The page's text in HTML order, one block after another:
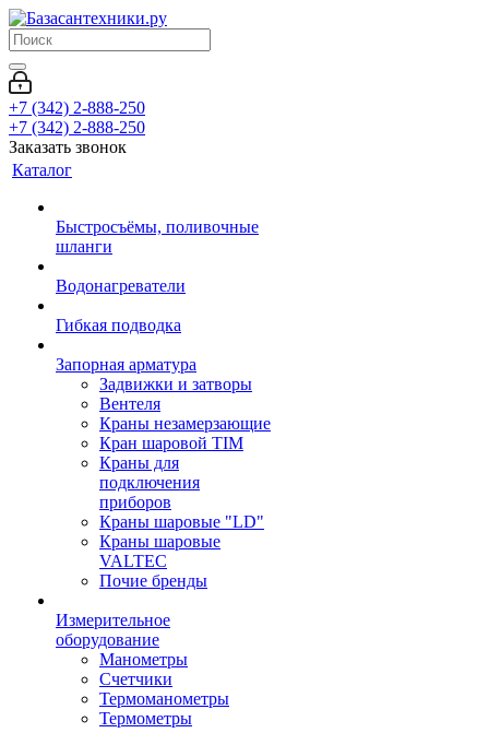
+7 (342) 2-888-250
+7 (342) 2-888-250
Заказать звонок
Каталог
Быстросъёмы, поливочные
шланги
Водонагреватели
Гибкая подводка
Запорная арматура
Задвижки и затворы
Вентеля
Краны незамерзающие
Кран шаровой TIM
Краны для
подключения
приборов
Краны шаровые "LD"
Краны шаровые
VALTEC
Почие бренды
Измерительное
оборудование
Манометры
Счетчики
Термоманометры
Термометры